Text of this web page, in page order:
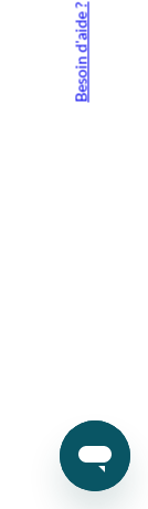
Besoin d'aide ?